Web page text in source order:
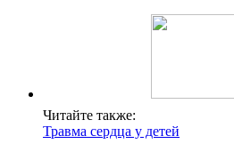
Читайте также:
Травма сердца у детей